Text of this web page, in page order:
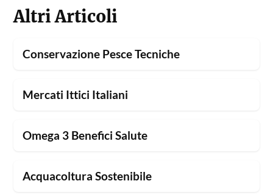
Altri Articoli
Conservazione Pesce Tecniche
Mercati Ittici Italiani
Omega 3 Benefici Salute
Acquacoltura Sostenibile